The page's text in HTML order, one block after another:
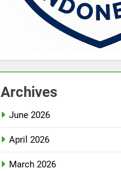
Archives
June 2026
April 2026
March 2026